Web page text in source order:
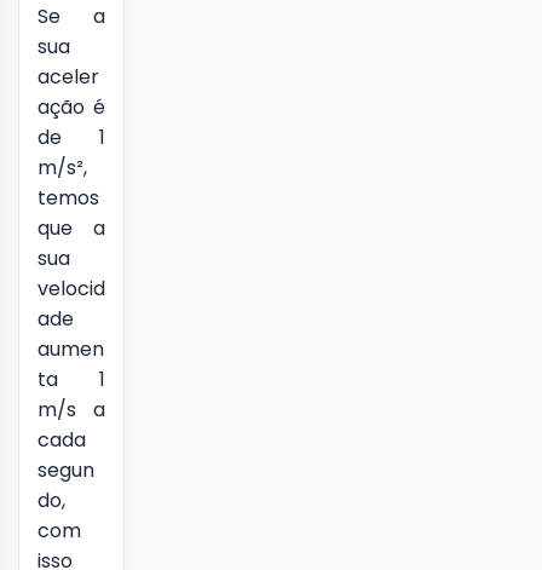
Se a
sua
aceler
ação é
de 1
m/s²,
temos
que a
sua
velocid
ade
aumen
ta 1
m/s a
cada
segun
do,
com
isso